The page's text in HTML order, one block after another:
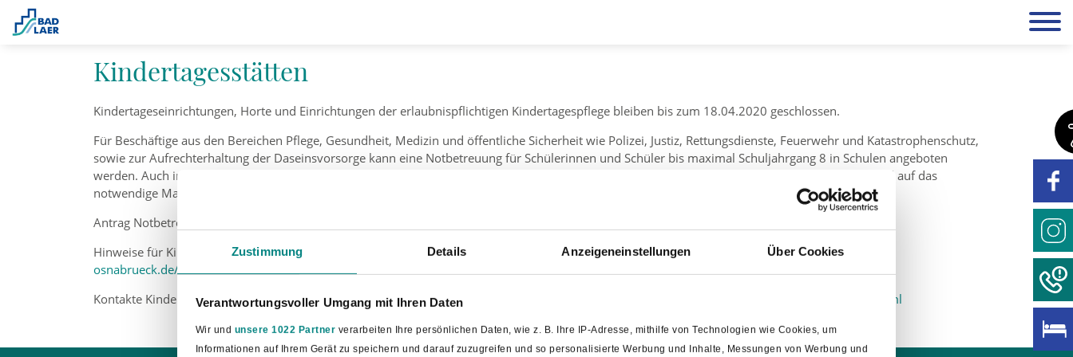
Zustimmung Details Anzeigeneinstellungen Über Cookies
Verantwortungsvoller Umgang mit Ihren Daten
Wir und unsere 1022 Partner verarbeiten Ihre persönlichen Daten, wie z. B. Ihre IP-Adresse, mithilfe von Technologien wie Cookies, um
Informationen auf Ihrem Gerät zu speichern und darauf zuzugreifen und so personalisierte Werbung und Inhalte, Messungen von Werbung und
Kindertagesstätten
Kindertageseinrichtungen, Horte und Einrichtungen der erlaubnispflichtigen Kindertagespflege bleiben bis zum 18.04.2020 geschlossen.
Für Beschäftige aus den Bereichen Pflege, Gesundheit, Medizin und öffentliche Sicherheit wie Polizei, Justiz, Rettungsdienste, Feuerwehr und Katastrophenschutz,
sowie zur Aufrechterhaltung der Daseinsvorsorge kann eine Notbetreuung für Schülerinnen und Schüler bis maximal Schuljahrgang 8 in Schulen angeboten
werden. Auch in Kindertagesstätten können bei Bedarf Notgruppen gebildet werden. Diese Notbetreuung wird in kleinen Gruppen stattfinden und auf das
notwendige Maß begrenzt werden.
Antrag Notbetreuung KiTa:
Hinweise für Kindertageseinrichtungen und Kindertagespflege:https://www.landkreis-
osnabrueck.de/sites/default/files/pdf_dateien/basisinfo_corona_fr_kitas_9.3.-1.pdf
Kontakte Kindertageseinrichtungen:https://www.bad-laer.de/leben/buergerservice/was-erledige-ich-wo/wissenswertes-von-a-z/kindergaerten.html